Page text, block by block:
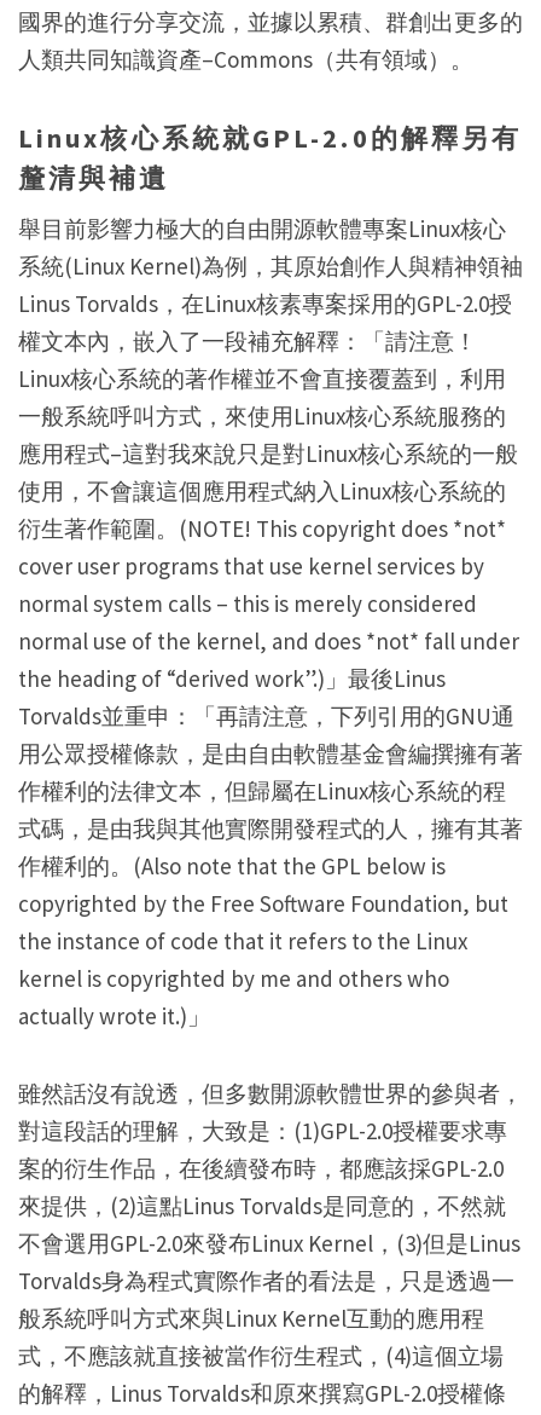
國界的進行分享交流，並據以累積、群創出更多的
人類共同知識資產–Commons（共有領域）。
Linux核心系統就GPL-2.0的解釋另有
釐清與補遺
舉目前影響力極大的自由開源軟體專案Linux核心
系統(Linux Kernel)為例，其原始創作人與精神領袖
Linus Torvalds，在Linux核素專案採用的GPL-2.0授
權文本內，嵌入了一段補充解釋：「請注意！
Linux核心系統的著作權並不會直接覆蓋到，利用
一般系統呼叫方式，來使用Linux核心系統服務的
應用程式–這對我來說只是對Linux核心系統的一般
使用，不會讓這個應用程式納入Linux核心系統的
衍生著作範圍。(NOTE! This copyright does *not*
cover user programs that use kernel services by
normal system calls – this is merely considered
normal use of the kernel, and does *not* fall under
the heading of “derived work”.)」最後Linus
Torvalds並重申：「再請注意，下列引用的GNU通
用公眾授權條款，是由自由軟體基金會編撰擁有著
作權利的法律文本，但歸屬在Linux核心系統的程
式碼，是由我與其他實際開發程式的人，擁有其著
作權利的。(Also note that the GPL below is
copyrighted by the Free Software Foundation, but
the instance of code that it refers to the Linux
kernel is copyrighted by me and others who
actually wrote it.)」
雖然話沒有說透，但多數開源軟體世界的參與者，
對這段話的理解，大致是：(1)GPL-2.0授權要求專
案的衍生作品，在後續發布時，都應該採GPL-2.0
來提供，(2)這點Linus Torvalds是同意的，不然就
不會選用GPL-2.0來發布Linux Kernel，(3)但是Linus
Torvalds身為程式實際作者的看法是，只是透過一
般系統呼叫方式來與Linux Kernel互動的應用程
式，不應該就直接被當作衍生程式，(4)這個立場
的解釋，Linus Torvalds和原來撰寫GPL-2.0授權條